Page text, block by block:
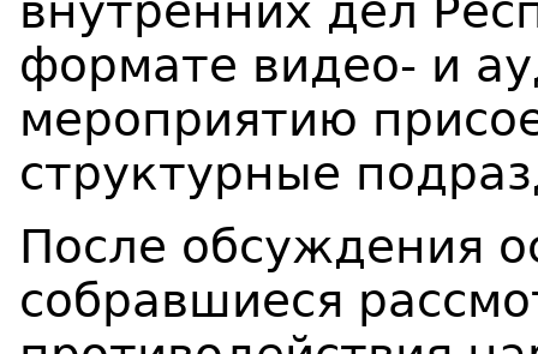
внутренних дел
формате видео- и
мероприятию
структурные
После обсуждения
собравшиеся